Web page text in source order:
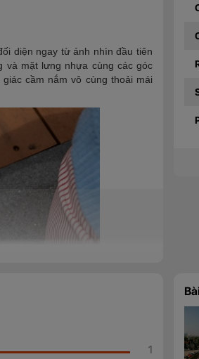
diện ngay từ ánh nhìn đầu tiên
và mặt lưng nhựa cùng các góc
cầm nắm vô cùng thoải mái
1